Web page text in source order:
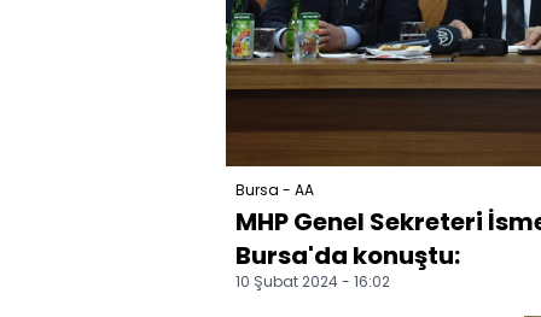
Bursa - AA
MHP Genel Sekreteri
Bursa'da konuştu:
10 Şubat 2024 - 16:02